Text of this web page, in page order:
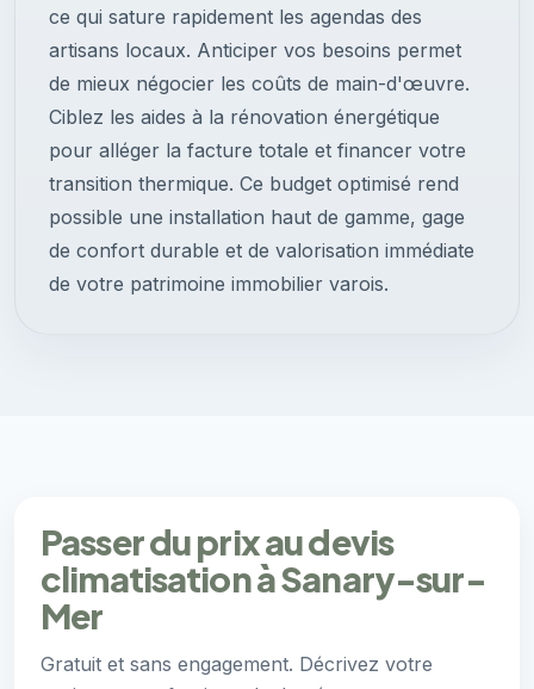
ce qui sature rapidement les agendas des
artisans locaux. Anticiper vos besoins permet
de mieux négocier les coûts de main-d'œuvre.
Ciblez les aides à la rénovation énergétique
pour alléger la facture totale et financer votre
transition thermique. Ce budget optimisé rend
possible une installation haut de gamme, gage
de confort durable et de valorisation immédiate
de votre patrimoine immobilier varois.
Passer du prix au devis
climatisation à Sanary-sur-
Mer
Gratuit et sans engagement. Décrivez votre